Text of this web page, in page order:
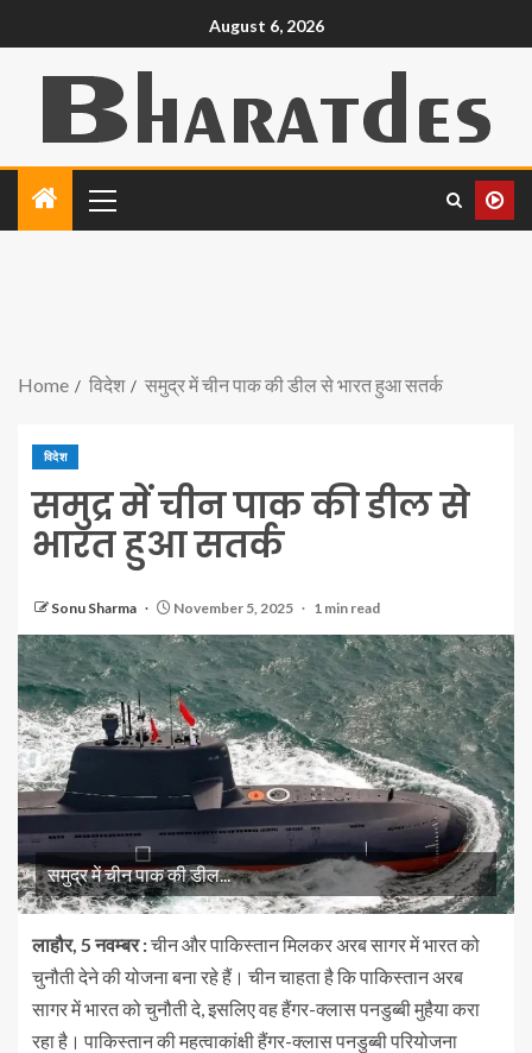
August 6, 2026
Home विदेश समुद्र में चीन पाक की डील से भारत हुआ सतर्क
विदेश
समुद्र में चीन पाक की डील से
भारत हुआ सतर्क
Sonu Sharma November 5, 2025 1 min read
समुद्र में चीन पाक की डील...
लाहौर, 5 नवम्बर :चीन और पाकिस्तान मिलकर अरब सागर में भारत को
चुनौती देने की योजना बना रहे हैं। चीन चाहता है कि पाकिस्तान अरब
सागर में भारत को चुनौती दे, इसलिए वह हैंगर-क्लास पनडुब्बी मुहैया करा
रहा है। पाकिस्तान की महत्वाकांक्षी हैंगर-क्लास पनडुब्बी परियोजना